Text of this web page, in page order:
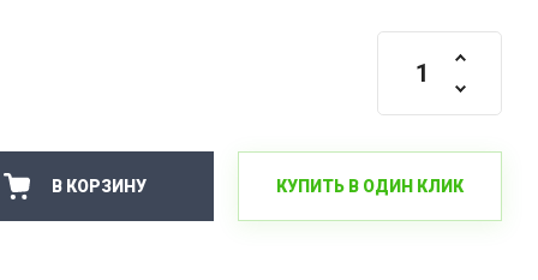
В КОРЗИНУ КУПИТЬ В ОДИН КЛИК